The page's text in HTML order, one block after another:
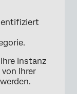
Instanz
Ihrer